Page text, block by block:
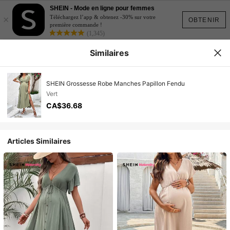
OBTENIR
×
SHEIN - Mode en ligne pour femmes
Téléchargez l’app & obtenez -30% sur votre
première commande !
(1,345)
Similaires
SHEIN Grossesse Robe Manches Papillon Fendu
Vert
CA$36.68
Articles Similaires